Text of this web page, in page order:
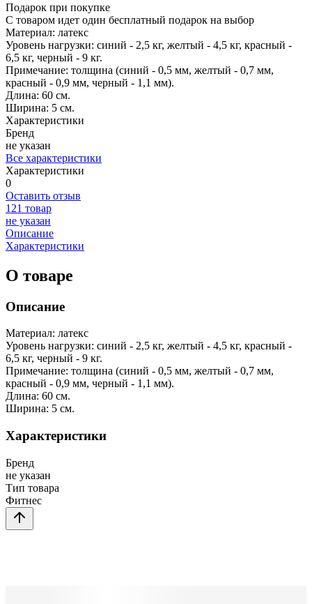
Подарок при покупке
С товаром идет один бесплатный подарок на выбор
Материал: латекс
Уровень нагрузки: синий - 2,5 кг, желтый - 4,5 кг, красный -
6,5 кг, черный - 9 кг.
Примечание: толщина (синий - 0,5 мм, желтый - 0,7 мм,
красный - 0,9 мм, черный - 1,1 мм).
Длина: 60 см.
Ширина: 5 см.
Характеристики
Бренд
не указан
Все характеристики
Характеристики
0
Оставить отзыв
121 товар
не указан
Описание
Характеристики
О товаре
Описание
Материал: латекс
Уровень нагрузки: синий - 2,5 кг, желтый - 4,5 кг, красный -
6,5 кг, черный - 9 кг.
Примечание: толщина (синий - 0,5 мм, желтый - 0,7 мм,
красный - 0,9 мм, черный - 1,1 мм).
Длина: 60 см.
Ширина: 5 см.
Характеристики
Бренд
не указан
Тип товара
Фитнес